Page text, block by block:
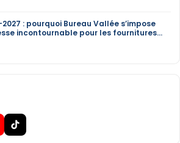
: pourquoi Bureau Vallée s’impose
incontournable pour les fournitures